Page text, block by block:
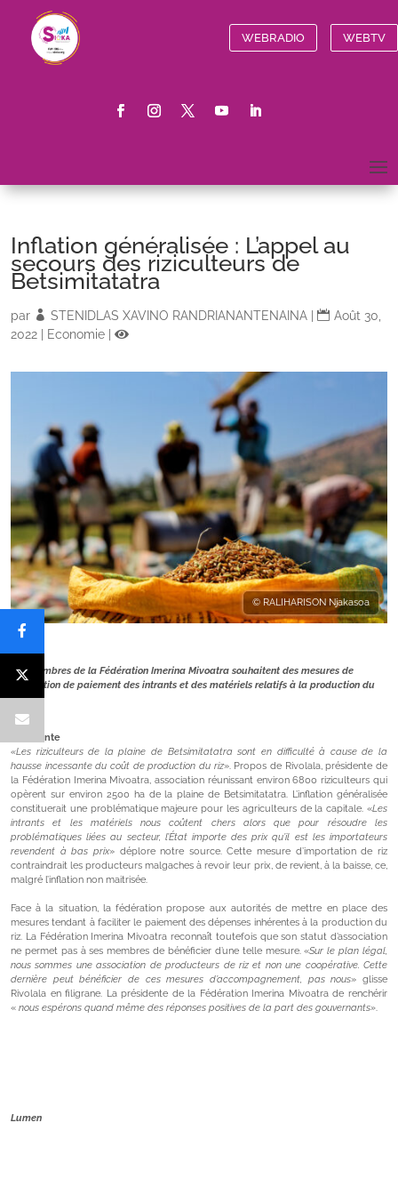
WEBRADIO WEBTV
Inflation généralisée : L’appel au
secours des riziculteurs de
Betsimitatatra
par STENIDLAS XAVINO RANDRIANANTENAINA
Août 30,
2022
Economie
© RALIHARISON Njakasoa
Les membres de la Fédération Imerina Mivoatra souhaitent des mesures de
facilitation de paiement des intrants et des matériels relatifs à la production du
riz.
En attente
«Les riziculteurs de la plaine de Betsimitatatra sont en difficulté à cause de la
hausse incessante du coût de production du riz». Propos de Rivolala, présidente de
la Fédération Imerina Mivoatra, association réunissant environ 6800 riziculteurs qui
opèrent sur environ 2500 ha de la plaine de Betsimitatatra. L’inflation généralisée
constituerait une problématique majeure pour les agriculteurs de la capitale. «Les
intrants et les matériels nous coûtent chers alors que pour résoudre les
problématiques liées au secteur, l’État importe des prix qu’il est les importateurs
revendent à bas prix» déplore notre source. Cette mesure d’importation de riz
contraindrait les producteurs malgaches à revoir leur prix, de revient, à la baisse, ce,
malgré l’inflation non maitrisée.
Face à la situation, la fédération propose aux autorités de mettre en place des
mesures tendant à faciliter le paiement des dépenses inhérentes à la production du
riz. La Fédération Imerina Mivoatra reconnaît toutefois que son statut d’association
ne permet pas à ses membres de bénéficier d’une telle mesure. «Sur le plan légal,
nous sommes une association de producteurs de riz et non une coopérative. Cette
dernière peut bénéficier de ces mesures d’accompagnement, pas nous» glisse
Rivolala en filigrane. La présidente de la Fédération Imerina Mivoatra de renchérir
« nous espérons quand même des réponses positives de la part des gouvernants».
Lumen